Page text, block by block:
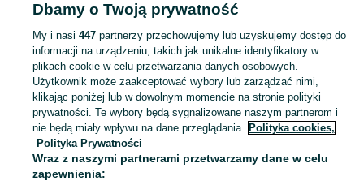
Zobacz Więcej
Mapa kategorii
Mapa miejscowości
Mapa ministron
Popularne wyszukiwania
Dbamy o Twoją prywatność
My i nasi 447partnerzy przechowujemy lub uzyskujemy dostęp do
informacji na urządzeniu, takich jak unikalne identyfikatory w
plikach cookie w celu przetwarzania danych osobowych.
Użytkownik może zaakceptować wybory lub zarządzać nimi,
klikając poniżej lub w dowolnym momencie na stronie polityki
prywatności. Te wybory będą sygnalizowane naszym partnerom i
nie będą miały wpływu na dane przeglądania. Polityka cookies,
Polityka Prywatności
Wraz z naszymi partnerami przetwarzamy dane w celu
zapewnienia: